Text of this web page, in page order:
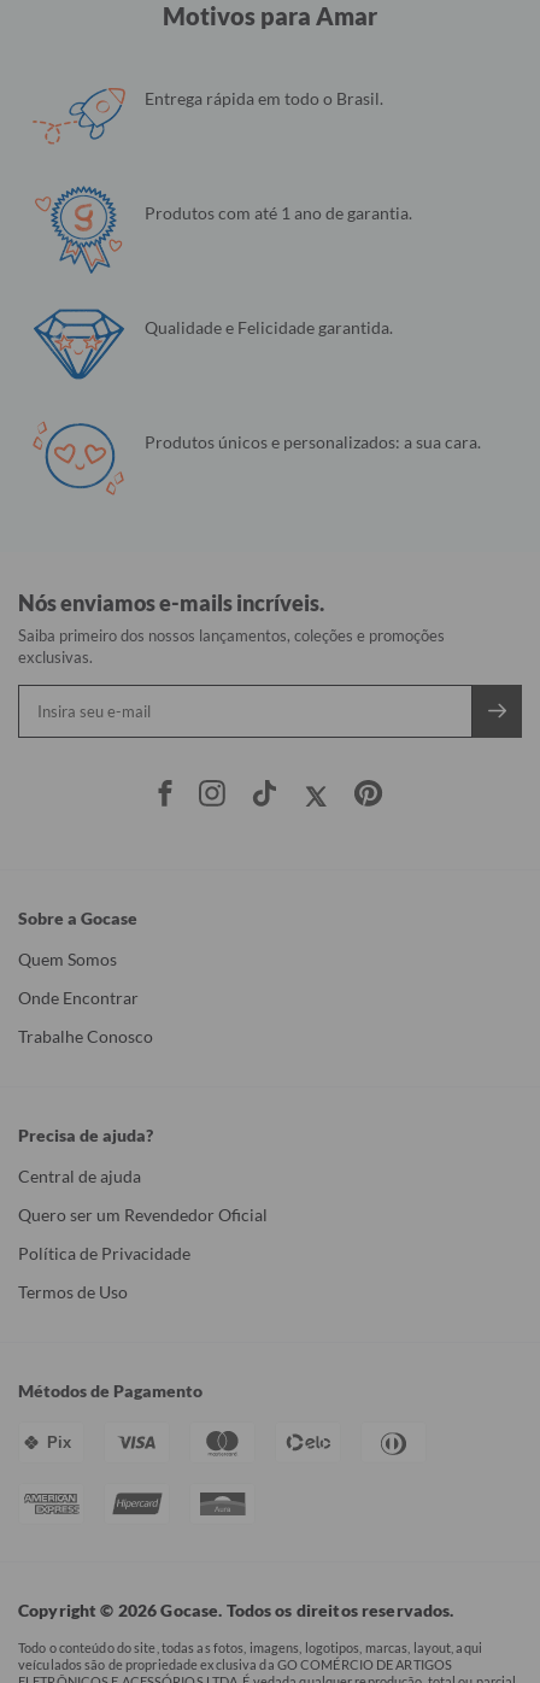
Motivos para Amar
Entrega rápida em todo o Brasil.
Produtos com até 1 ano de garantia.
Qualidade e Felicidade garantida.
Produtos únicos e personalizados: a sua cara.
Nós enviamos e-mails incríveis.
Saiba primeiro dos nossos lançamentos, coleções e promoções
exclusivas.
Sobre a Gocase
Quem Somos
Onde Encontrar
Trabalhe Conosco
Precisa de ajuda?
Central de ajuda
Quero ser um Revendedor Oficial
Política de Privacidade
Termos de Uso
Métodos de Pagamento
Pix
Copyright © 2026 Gocase. Todos os direitos reservados.
Todo o conteúdo do site, todas as fotos, imagens, logotipos, marcas, layout, aqui
veículados são de propriedade exclusiva da GO COMÉRCIO DE ARTIGOS